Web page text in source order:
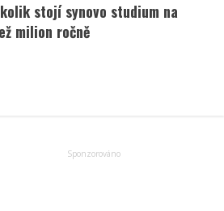
stojí synovo studium na
milion ročně